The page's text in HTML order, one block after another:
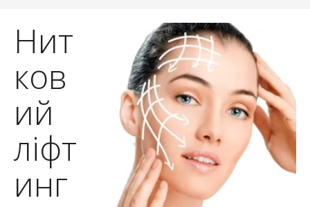
Нит
ков
ий
ліфт
инг